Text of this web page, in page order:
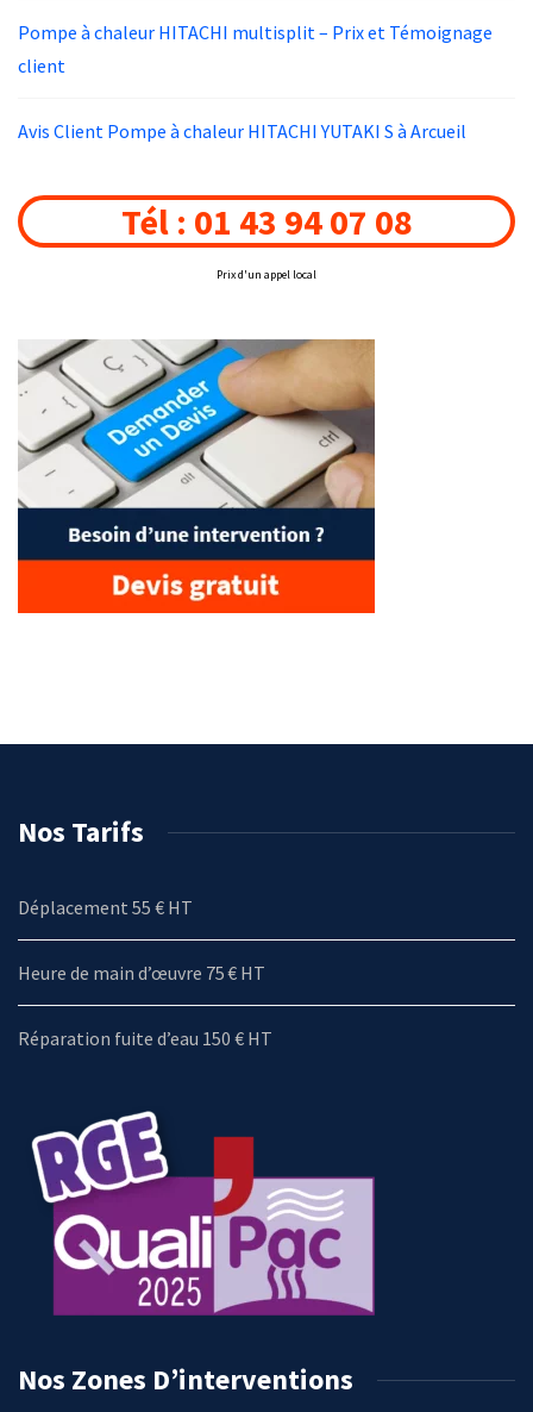
Pompe à chaleur HITACHI multisplit – Prix et Témoignage
client
Avis Client Pompe à chaleur HITACHI YUTAKI S à Arcueil
Tél : 01 43 94 07 08
Prix d'un appel local
Nos Tarifs
Déplacement 55 € HT
Heure de main d’œuvre 75 € HT
Réparation fuite d’eau 150 € HT
Nos Zones D’interventions